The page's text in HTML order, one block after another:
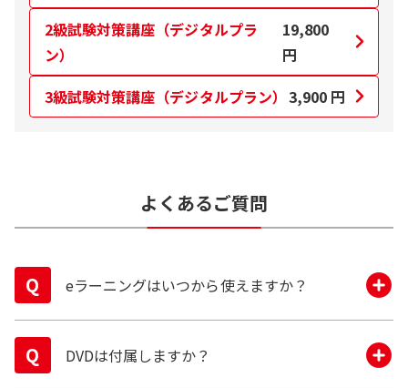
2級試験対策講座（デジタルプラ
ン）
19,800
円
3級試験対策講座（デジタルプラン） 3,900 円
よくあるご質問
eラーニングはいつから使えますか？
初回教材の発送後からとなります。
お申し込み時点で発送出来る教材がない場合、教
DVDは付属しますか？